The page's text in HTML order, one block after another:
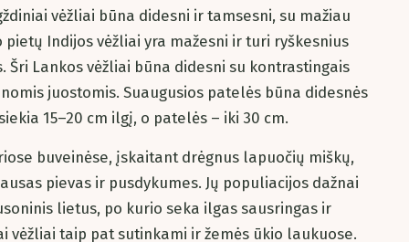
vėžliai būna didesni ir tamsesni, su mažiau
Indijos vėžliai yra mažesni ir turi ryškesnius
Šri Lankos vėžliai būna didesni su kontrastingais
juostomis. Suaugusios patelės būna didesnės
15–20 cm ilgį, o patelės – iki 30 cm.
buveinėse, įskaitant drėgnus lapuočių miškų,
pievas ir pusdykumes. Jų populiacijos dažnai
lietus, po kurio seka ilgas sausringas ir
vėžliai taip pat sutinkami ir žemės ūkio laukuose.